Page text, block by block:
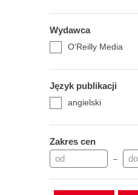
Wydawca
O'Reilly Media
Język publikacji
angielski
Zakres cen
–